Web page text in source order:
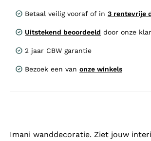
Betaal veilig vooraf of in 3 rentevrije
Uitstekend beoordeeld door onze
2 jaar CBW garantie
Bezoek een van onze winkels
Imani wanddecoratie. Ziet jouw